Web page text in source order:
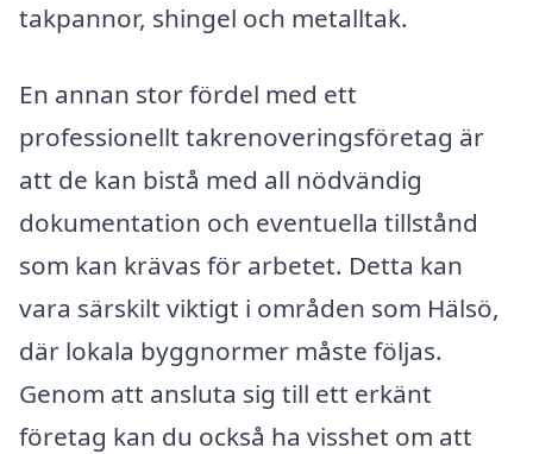
takpannor, shingel och metalltak.
En annan stor fördel med ett
professionellt takrenoveringsföretag är
att de kan bistå med all nödvändig
dokumentation och eventuella tillstånd
som kan krävas för arbetet. Detta kan
vara särskilt viktigt i områden som Hälsö,
där lokala byggnormer måste följas.
Genom att ansluta sig till ett erkänt
företag kan du också ha visshet om att